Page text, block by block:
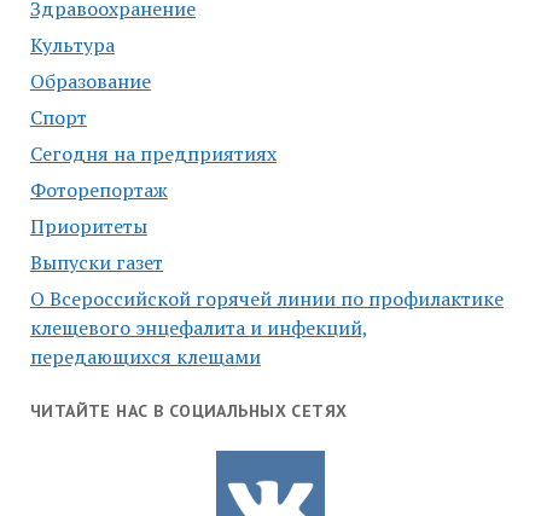
Здравоохранение
Культура
Образование
Спорт
Сегодня на предприятиях
Фоторепортаж
Приоритеты
Выпуски газет
О Всероссийской горячей линии по профилактике
клещевого энцефалита и инфекций,
передающихся клещами
ЧИТАЙТЕ НАС В СОЦИАЛЬНЫХ СЕТЯХ